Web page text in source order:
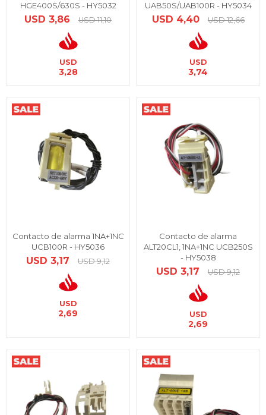
HGE400S/630S - HY5032
USD 3,86 USD 11,10
USD
3,28
UAB50S/UAB100R - HY5034
USD 4,40 USD 12,66
USD
3,74
Contacto de alarma 1NA+1NC
UCB100R - HY5036
USD 3,17 USD 9,12
USD
2,69
Contacto de alarma
ALT20CL1, 1NA+1NC UCB250S
- HY5038
USD 3,17 USD 9,12
USD
2,69